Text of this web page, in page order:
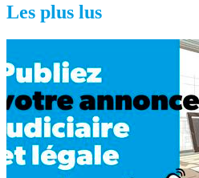
Les plus lus